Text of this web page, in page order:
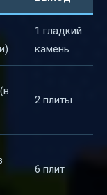
1 гладкий
камень
2 плиты
6 плит